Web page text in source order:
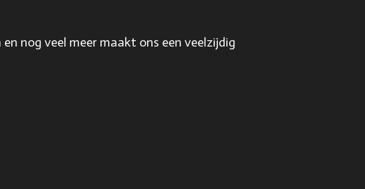
nog veel meer maakt ons een veelzijdig